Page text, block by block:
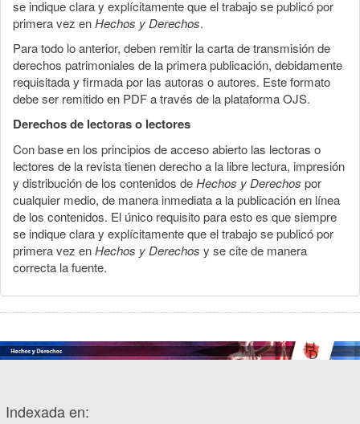
se indique clara y explícitamente que el trabajo se publicó por
primera vez enHechos y Derechos.
Para todo lo anterior, deben remitir la carta de transmisión de
derechos patrimoniales de la primera publicación, debidamente
requisitada y firmada por las autoras o autores. Este formato
debe ser remitido en PDF a través de la plataforma OJS.
Derechos de lectoras o lectores
Con base en los principios de acceso abierto las lectoras o
lectores de la revista tienen derecho a la libre lectura, impresión
y distribución de los contenidos deHechos y Derechos por
cualquier medio, de manera inmediata a la publicación en línea
de los contenidos. El único requisito para esto es que siempre
se indique clara y explícitamente que el trabajo se publicó por
primera vez enHechos y Derechos y se cite de manera
correcta la fuente.
Indexada en: